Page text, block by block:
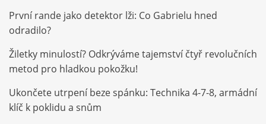
První rande jako detektor lži: Co Gabrielu hned
odradilo?
Žiletky minulostí? Odkrýváme tajemství čtyř revolučních
metod pro hladkou pokožku!
Ukončete utrpení beze spánku: Technika 4-7-8, armádní
klíč k poklidu a snům